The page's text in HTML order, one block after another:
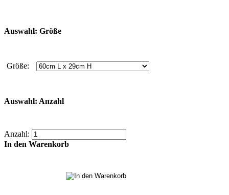
Auswahl: Größe
Größe:
Auswahl: Anzahl
Anzahl:
In den Warenkorb